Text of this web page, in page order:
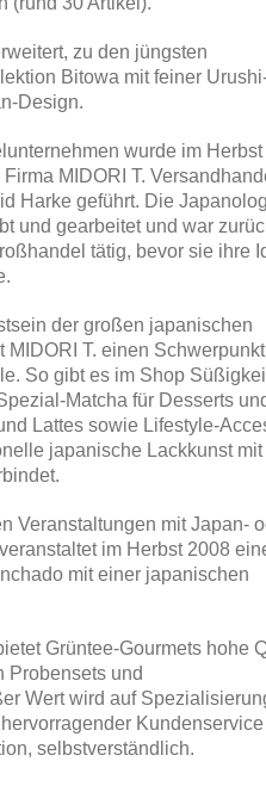
zu den jüngsten
Bitowa mit feiner
Design.
wurde im
MIDORI T.
Harke geführt. Die
und gearbeitet und war
tätig, bevor sie ihre
der großen japanischen
T. einen
So gibt es im Shop
Matcha für Desserts
Lattes sowie Lifestyle-
japanische Lackkunst mit
Veranstaltungen mit Japan-
im Herbst 2008
mit einer japanischen
Grüntee-Gourmets hohe
Probensets und
Wert wird auf
selbstverständlich.